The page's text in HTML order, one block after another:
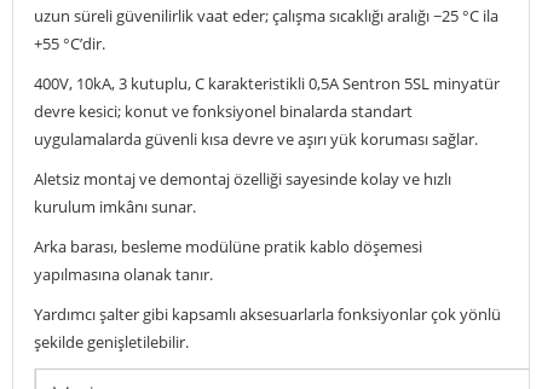
uzun süreli güvenilirlik vaat eder; çalışma sıcaklığı aralığı −25 °C ila
+55 °C’dir.
400V, 10kA, 3 kutuplu, C karakteristikli 0,5A Sentron 5SL minyatür
devre kesici; konut ve fonksiyonel binalarda standart
uygulamalarda güvenli kısa devre ve aşırı yük koruması sağlar.
Aletsiz montaj ve demontaj özelliği sayesinde kolay ve hızlı
kurulum imkânı sunar.
Arka barası, besleme modülüne pratik kablo döşemesi
yapılmasına olanak tanır.
Yardımcı şalter gibi kapsamlı aksesuarlarla fonksiyonlar çok yönlü
şekilde genişletilebilir.